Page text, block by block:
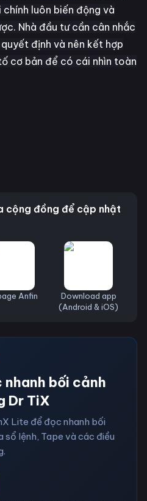
luôn biến động và
Nhà đầu tư cần cân nhắc
định và nên kết hợp
cơ bản để có cái nhìn toàn
cộng đồng để cập nhật
Anfin
Download app
(Android & iOS)
bối cảnh
Dr TiX
Lite để đọc nhanh bối
lệnh, Tape và các điều